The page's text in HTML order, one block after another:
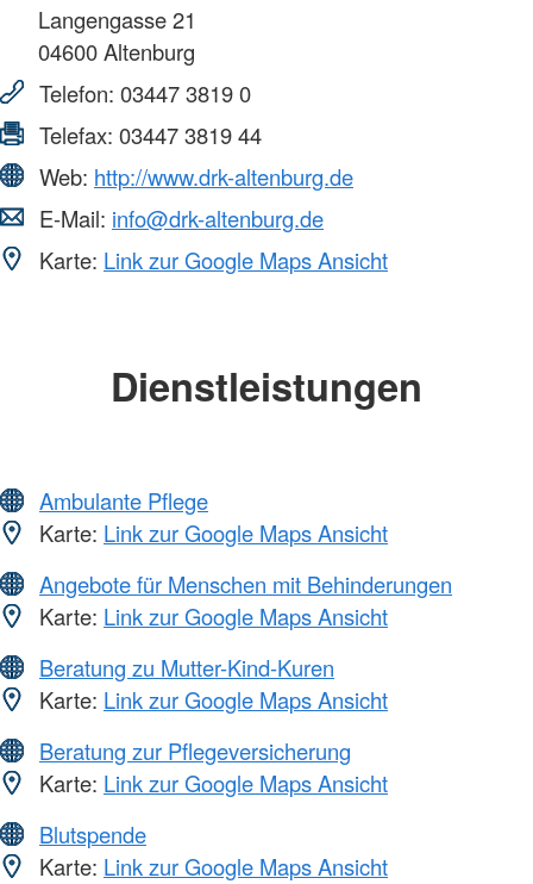
Langengasse 21
04600Altenburg
Telefon: 03447 3819 0
Telefax: 03447 3819 44
Web: http://www.drk-altenburg.de
E-Mail: info@drk-altenburg.de
Karte: Link zur Google Maps Ansicht
Dienstleistungen
Ambulante Pflege
Karte: Link zur Google Maps Ansicht
Angebote für Menschen mit Behinderungen
Karte: Link zur Google Maps Ansicht
Beratung zu Mutter-Kind-Kuren
Karte: Link zur Google Maps Ansicht
Beratung zur Pflegeversicherung
Karte: Link zur Google Maps Ansicht
Blutspende
Karte: Link zur Google Maps Ansicht